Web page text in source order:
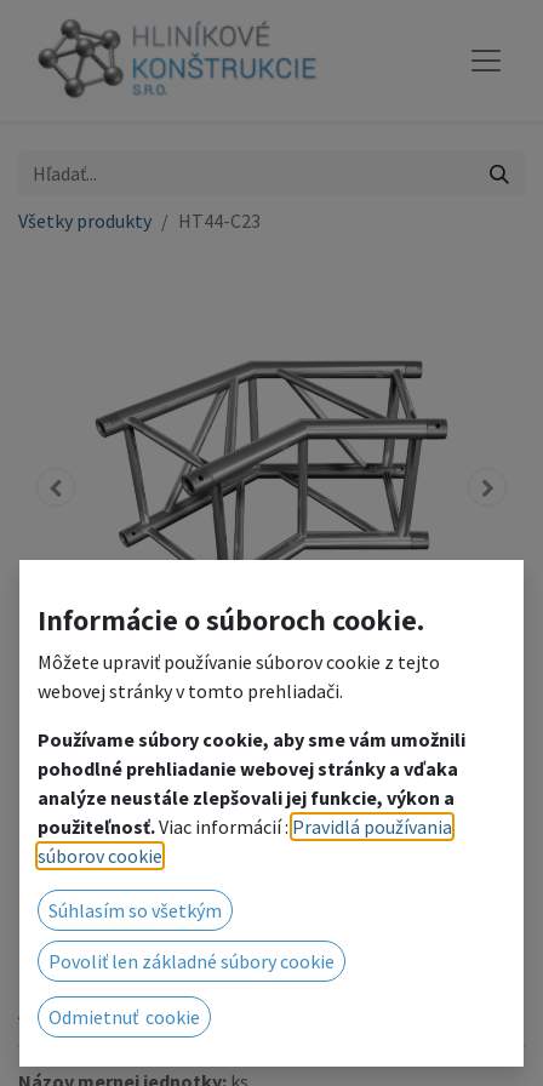
Všetky produkty HT44-C23
HT44-C23
2-way 135° corner
Pridať do zoznamu želaní
Radi Vám poskytneme cenovú ponuku, kliknutím
prejdete na kontaktný formulár.
Alebo nás kontaktujte telefonicky / e-mailom.
Názov mernej jednotky: ks
Informácie o súboroch cookie.
Môžete upraviť používanie súborov cookie z tejto
webovej stránky v tomto prehliadači.
Používame súbory cookie, aby sme vám umožnili
pohodlné prehliadanie webovej stránky a vďaka
analýze neustále zlepšovali jej funkcie, výkon a
použiteľnosť.Viac informácií : Pravidlá používania
súborov cookie
Súhlasím so všetkým
Povoliť len základné súbory cookie
Odmietnuť cookie